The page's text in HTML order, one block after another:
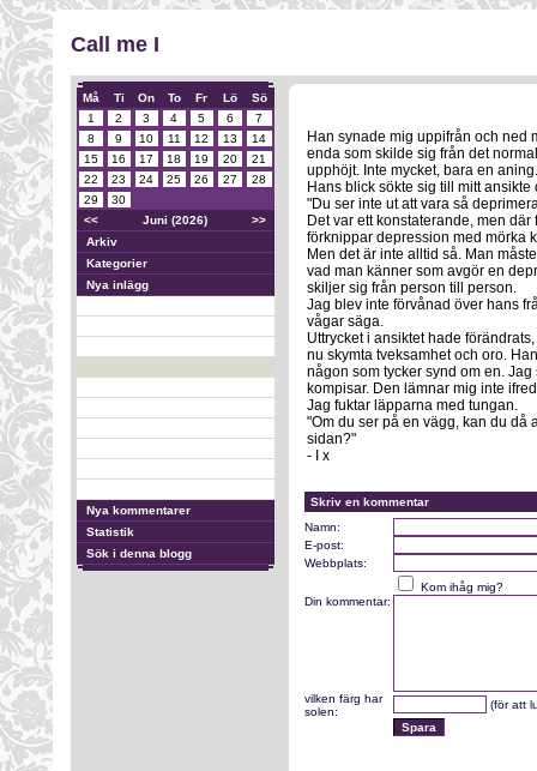
Call me I
Må Ti On To Fr Lö
Sö
1
2 3 4 5 6
7
8
9 10 11 12 13
14
15
16 17 18 19 20
21
22
23 24 25 26 27
28
29
30
<<
Juni (2026)
>>
Arkiv
Kategorier
Nya inlägg
Nya kommentarer
Statistik
Sök i denna blogg
Han synade mig uppifrån och ned
enda som skilde sig från det
upphöjt. Inte mycket, bara en aning.
Hans blick sökte sig till mitt ansikte
"Du ser inte ut att vara så
Det var ett konstaterande, men
förknippar depression med mörka
Men det är inte alltid så. Man
vad man känner som avgör en
skiljer sig från person till person.
Jag blev inte förvånad över hans
vågar säga.
Uttrycket i ansiktet hade
nu skymta tveksamhet och oro.
någon som tycker synd om en.
kompisar. Den lämnar mig inte
Jag fuktar läpparna med tungan.
"Om du ser på en vägg, kan du då
sidan?"
- I x
Skriv en kommentar
Namn:
E-post:
Webbplats:
Kom ihåg mig?
Din kommentar:
vilken färg har
solen:
(för att